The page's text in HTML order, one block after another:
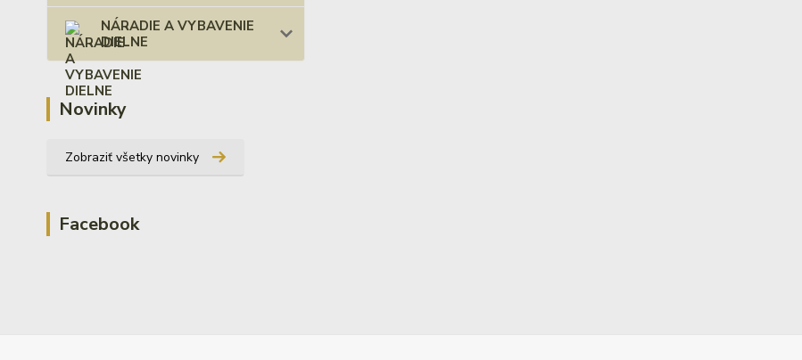
NÁRADIE A VYBAVENIE
DIELNE
Novinky
Zobraziť všetky novinky
Facebook